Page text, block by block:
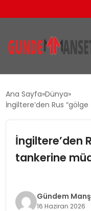
EKONOMI
TEKNOLOJI
Ana Sayfa Dünya
İngiltere’den Rus
İngiltere’den
tankerine
Gündem
16 Haziran 2026